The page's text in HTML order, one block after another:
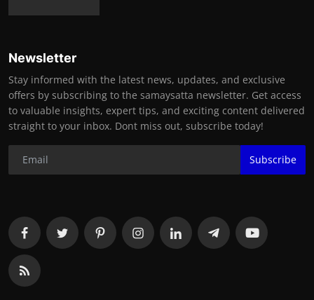
Newsletter
Stay informed with the latest news, updates, and exclusive
offers by subscribing to the samaysatta newsletter. Get access
to valuable insights, expert tips, and exciting content delivered
straight to your inbox. Dont miss out, subscribe today!
Subscribe